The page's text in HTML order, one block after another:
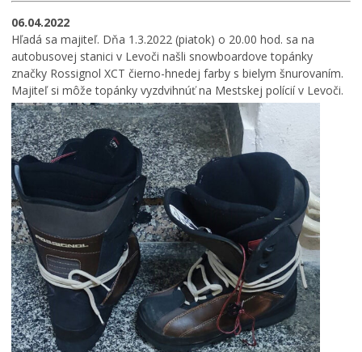
06.04.2022
Hľadá sa majiteľ. Dňa 1.3.2022 (piatok) o 20.00 hod. sa na
autobusovej stanici v Levoči našli snowboardove topánky
značky Rossignol XCT čierno-hnedej farby s bielym šnurovaním.
Majiteľ si môže topánky vyzdvihnúť na Mestskej polícií v Levoči.